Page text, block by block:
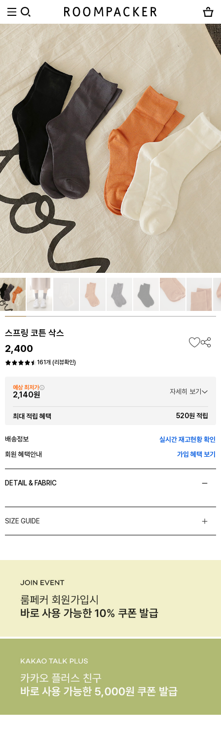
스프링 코튼 삭스
2,400
161개 (리뷰확인)
예상 최저가
2,140원 자세히 보기
최대 적립 혜택 520원 적립
배송정보
실시간 재고현황 확인
회원 혜택안내
가입 혜택 보기
DETAIL & FABRIC
SIZE GUIDE